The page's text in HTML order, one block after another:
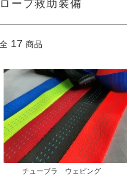
ロープ救助装備
全 17 商品
チューブラ ウェビング